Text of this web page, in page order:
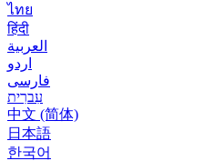
ไทย
हिंदी
العربية
اردو
فارسی
עִברִית
中文 (简体)
日本語
한국어